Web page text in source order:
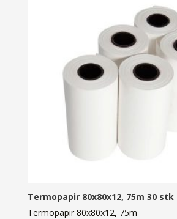
Termopapir 80x80x12, 75m 30 stk
Termopapir 80x80x12, 75m